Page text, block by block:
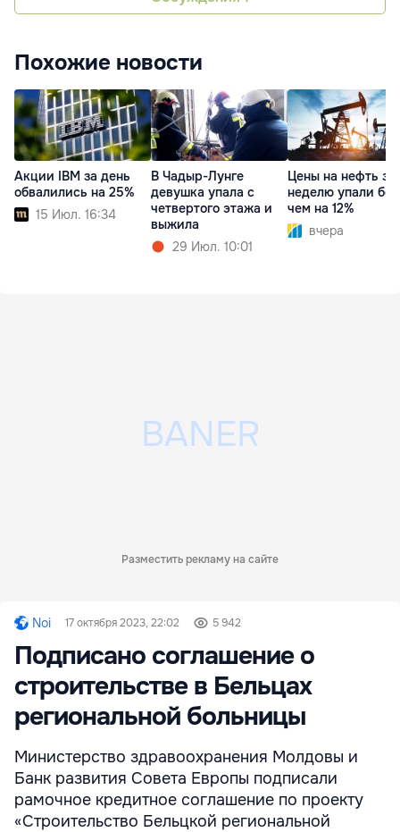
Похожие новости
Акции IBM за день
обвалились на 25%
15 Июл. 16:34
В Чадыр-Лунге
девушка упала с
четвертого этажа и
выжила
29 Июл. 10:01
Цены на нефть за
неделю упали
чем на 12%
вчера
Разместить рекламу на сайте
Noi 17 октября 2023, 22:02 5 942
Подписано соглашение о
строительстве в Бельцах
региональной больницы
Министерство здравоохранения Молдовы и
Банк развития Совета Европы подписали
рамочное кредитное соглашение по проекту
«Строительство Бельцкой региональной